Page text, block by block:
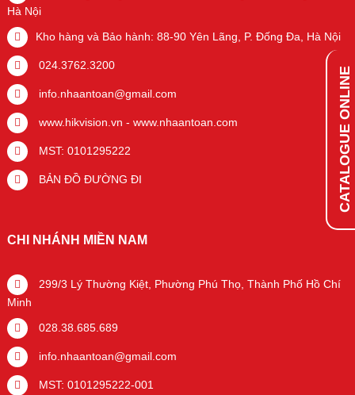
CATALOGUE ONLINE
Hà Nội
Kho hàng và Bảo hành: 88-90 Yên Lãng, P. Đống Đa, Hà Nội
024.3762.3200
info.nhaantoan@gmail.com
www.hikvision.vn - www.nhaantoan.com
MST: 0101295222
BẢN ĐỒ ĐƯỜNG ĐI
CHI NHÁNH MIỀN NAM
299/3 Lý Thường Kiệt, Phường Phú Thọ, Thành Phố Hồ Chí
Minh
028.38.685.689
info.nhaantoan@gmail.com
MST: 0101295222-001